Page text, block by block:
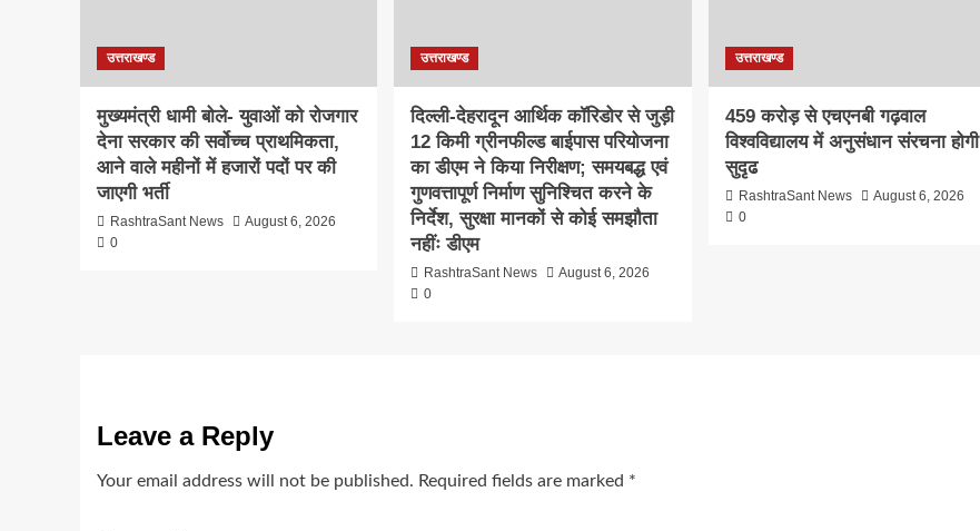
उत्तराखण्ड
मुख्यमंत्री धामी बोले- युवाओं को रोजगार
देना सरकार की सर्वोच्च प्राथमिकता,
आने वाले महीनों में हजारों पदों पर की
जाएगी भर्ती
RashtraSant News
August 6, 2026
0
उत्तराखण्ड
दिल्ली-देहरादून आर्थिक कॉरिडोर से जुड़ी
12 किमी ग्रीनफील्ड बाईपास परियोजना
का डीएम ने किया निरीक्षण; समयबद्ध एवं
गुणवत्तापूर्ण निर्माण सुनिश्चित करने के
निर्देश, सुरक्षा मानकों से कोई समझौता
नहींः डीएम
RashtraSant News
August 6, 2026
0
उत्तराखण्ड
459 करोड़ से एचएनबी गढ़वाल
विश्वविद्यालय में अनुसंधान संरचना होगी
सुदृढ
RashtraSant News
August 6, 2026
0
Leave a Reply
Your email address will not be published. Required fields are marked *